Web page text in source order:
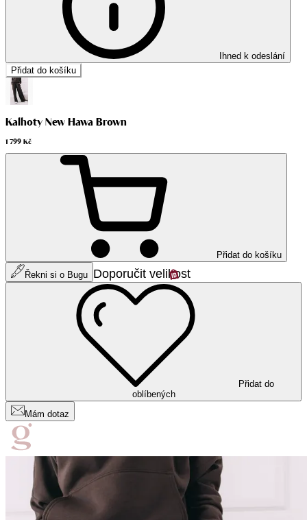
Ihned k odeslání
Přidat do košíku
Kalhoty New Hawa Brown
1 799 Kč
Přidat do košíku
Řekni si o Bugu Doporučit velikost
Přidat do
oblíbených
Mám dotaz